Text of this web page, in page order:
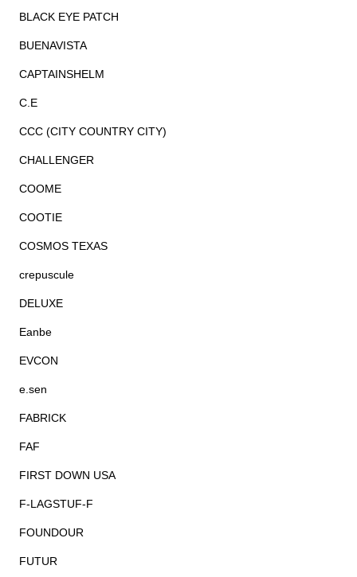
BLACK EYE PATCH
BUENAVISTA
CAPTAINSHELM
C.E
CCC (CITY COUNTRY CITY)
CHALLENGER
COOME
COOTIE
COSMOS TEXAS
crepuscule
DELUXE
Eanbe
EVCON
e.sen
FABRICK
FAF
FIRST DOWN USA
F-LAGSTUF-F
FOUNDOUR
FUTUR